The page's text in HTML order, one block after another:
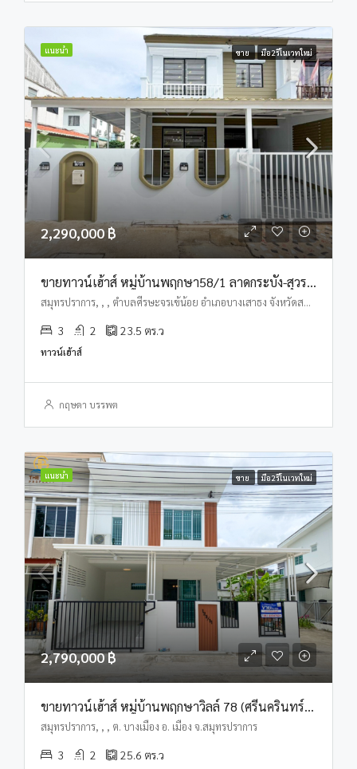
แนะนำ ขาย มือ2รีโนเวทใหม่
2,290,000 ฿
ขายทาวน์เฮ้าส์ หมู่บ้านพฤกษา58/1 ลาดกระบัง-สุวรรณภูมิ
สมุทรปราการ, , , ตำบลศีรษะจรเข้น้อย อำเภอบางเสาธง จังหวัดสมุทรปราการ
3 2 23.5 ตร.ว
ทาวน์เฮ้าส์
กฤษดา บรรพต
แนะนำ ขาย มือ2รีโนเวทใหม่
2,790,000 ฿
ขายทาวน์เฮ้าส์ หมู่บ้านพฤกษาวิลล์ 78 (ศรีนครินทร์ – เทพารักษ์)
สมุทรปราการ, , , ต. บางเมือง อ. เมือง จ.สมุทรปราการ
3 2 25.6 ตร.ว